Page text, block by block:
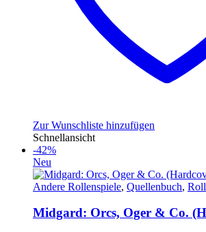
Zur Wunschliste hinzufügen
Schnellansicht
-42%
Neu
Andere Rollenspiele, Quellenbuch,
Midgard: Orcs, Oger & Co.